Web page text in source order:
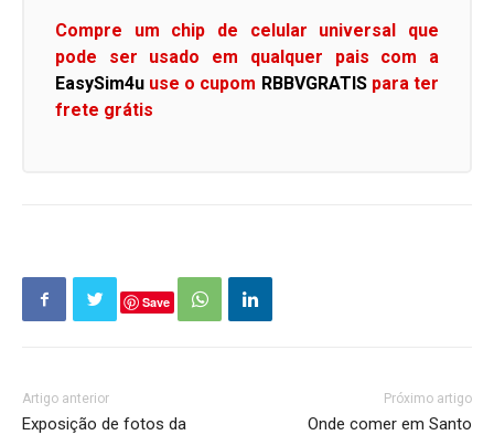
Compre um chip de celular universal que
pode ser usado em qualquer pais com a
EasySim4u use o cupom RBBVGRATIS para ter
frete grátis
Save
Artigo anterior
Exposição de fotos da
Próximo artigo
Onde comer em Santo